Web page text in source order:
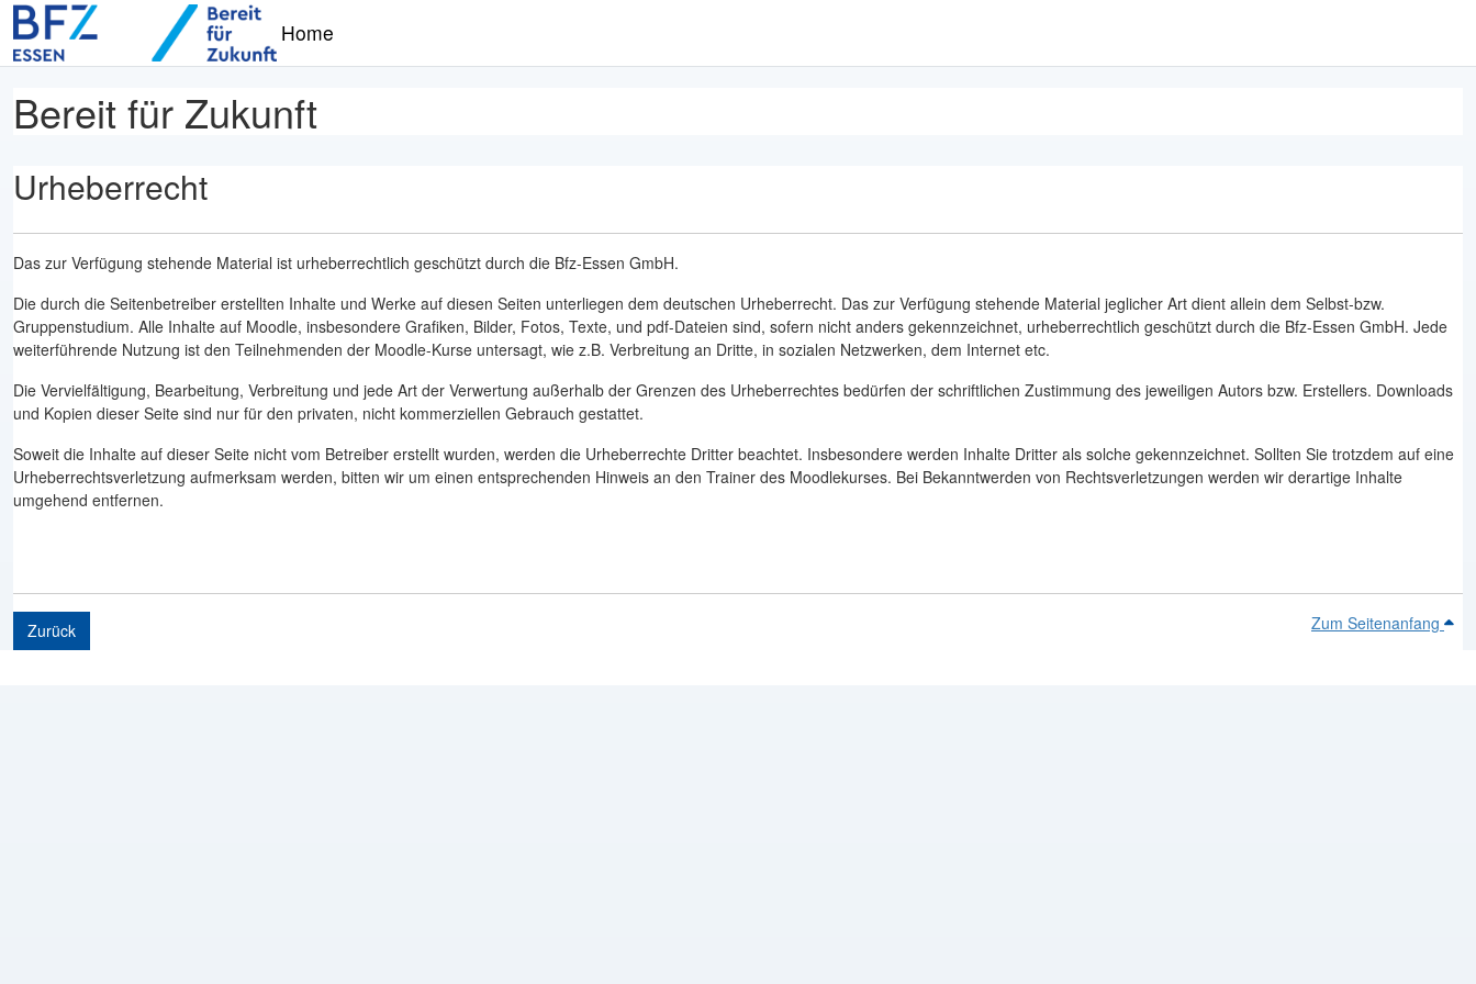
Zum Hauptinhalt
Home
Bereit für Zukunft
Urheberrecht
Das zur Verfügung stehende Material ist urheberrechtlich geschützt durch die Bfz-Essen GmbH.
Die durch die Seitenbetreiber erstellten Inhalte und Werke auf diesen Seiten unterliegen dem deutschen Urheberrecht. Das zur Verfügung stehende Material jeglicher Art dient allein dem Selbst-bzw.
Gruppenstudium. Alle Inhalte auf Moodle, insbesondere Grafiken, Bilder, Fotos, Texte, und pdf-Dateien sind, sofern nicht anders gekennzeichnet, urheberrechtlich geschützt durch die Bfz-Essen GmbH. Jede
weiterführende Nutzung ist den Teilnehmenden der Moodle-Kurse untersagt, wie z.B. Verbreitung an Dritte, in sozialen Netzwerken, dem Internet etc.
Die Vervielfältigung, Bearbeitung, Verbreitung und jede Art der Verwertung außerhalb der Grenzen des Urheberrechtes bedürfen der schriftlichen Zustimmung des jeweiligen Autors bzw. Erstellers. Downloads
und Kopien dieser Seite sind nur für den privaten, nicht kommerziellen Gebrauch gestattet.
Soweit die Inhalte auf dieser Seite nicht vom Betreiber erstellt wurden, werden die Urheberrechte Dritter beachtet. Insbesondere werden Inhalte Dritter als solche gekennzeichnet. Sollten Sie trotzdem auf eine
Urheberrechtsverletzung aufmerksam werden, bitten wir um einen entsprechenden Hinweis an den Trainer des Moodlekurses. Bei Bekanntwerden von Rechtsverletzungen werden wir derartige Inhalte
umgehend entfernen.
Zurück Zum Seitenanfang